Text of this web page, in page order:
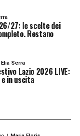
27: le scelte dei
Restano
Elia Serra
Lazio 2026 LIVE:
in uscita